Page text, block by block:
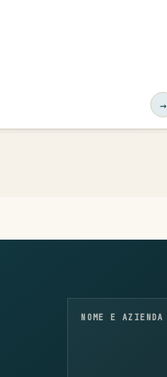
→
NOME E AZIENDA